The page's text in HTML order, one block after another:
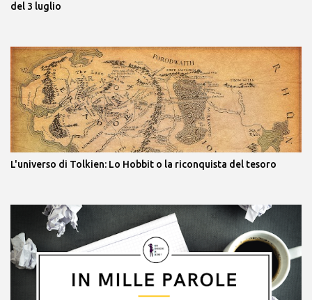
del 3 luglio
L'universo di Tolkien: Lo Hobbit o la riconquista del tesoro